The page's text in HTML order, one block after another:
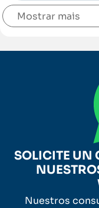
Mostrar
SOLICITE UN
Nuestros